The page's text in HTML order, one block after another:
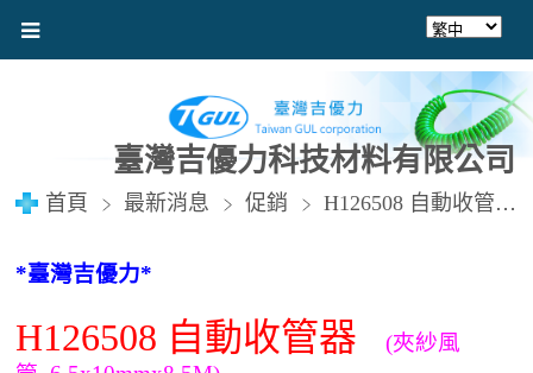
臺灣吉優力科技材料有限公司
首頁 最新消息 促銷 H126508 自動收管器 (夾紗風管6.5x10mmx8.5M)
*臺灣吉優力*
H126508 自動收管器 (夾紗風